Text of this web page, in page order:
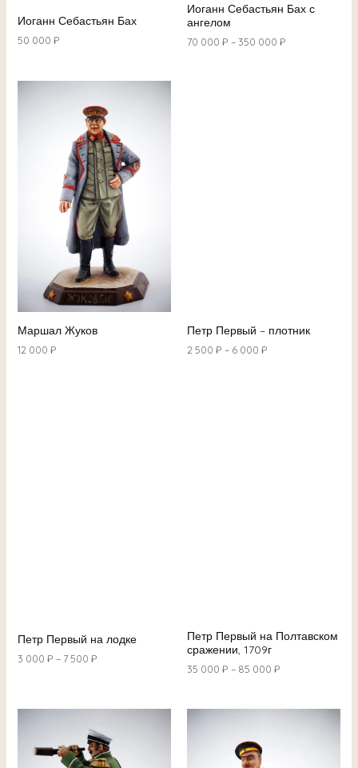
Иоганн Себастьян Бах
50 000 ₽
Иоганн Себастьян Бах с
ангелом
70 000 ₽ –350 000 ₽
Маршал Жуков
12 000 ₽
Петр Первый – плотник
2 500 ₽ – 6 000 ₽
Петр Первый на лодке
3 000 ₽ – 7 500 ₽
Петр Первый на Полтавском
сражении, 1709г
35 000 ₽ – 85 000 ₽